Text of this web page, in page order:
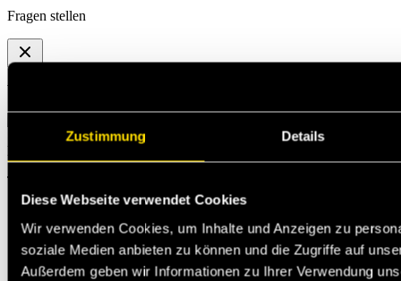
Zustimmung Details
Diese Webseite verwendet Cookies
Wir verwenden Cookies, um Inhalte und Anzeigen zu
soziale Medien anbieten zu können und die Zugriffe auf
Außerdem geben wir Informationen zu Ihrer Verwendung
Fragen stellen
Wähl das, was für dich passt
Michael Jann
Technischer Support